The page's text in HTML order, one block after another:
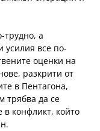
трудно, а
усилия все по-
оценки на
разкрити от
в Пентагона,
трябва да се
конфликт, който